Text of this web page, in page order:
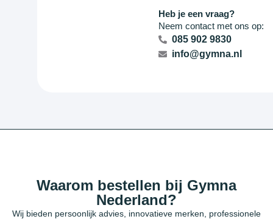
Heb je een vraag?
Neem contact met ons op:
085 902 9830
info@gymna.nl
Waarom bestellen bij Gymna
Nederland?
Wij bieden persoonlijk advies, innovatieve merken, professionele